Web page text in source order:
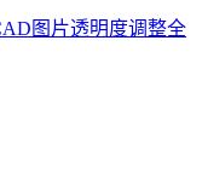
图片透明度调整全